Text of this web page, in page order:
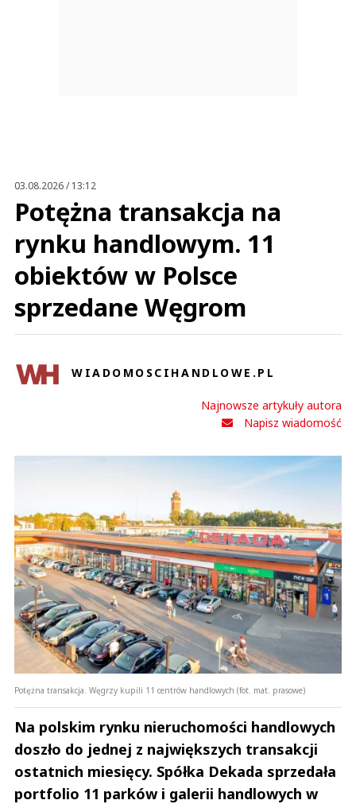
03.08.2026 / 13:12
Potężna transakcja na
rynku handlowym. 11
obiektów w Polsce
sprzedane Węgrom
WIADOMOSCIHANDLOWE.PL
Najnowsze artykuły autora
Napisz wiadomość
Potężna transakcja. Węgrzy kupili 11 centrów handlowych (fot. mat. prasowe)
Na polskim rynku nieruchomości handlowych
doszło do jednej z największych transakcji
ostatnich miesięcy. Spółka Dekada sprzedała
portfolio 11 parków i galerii handlowych w